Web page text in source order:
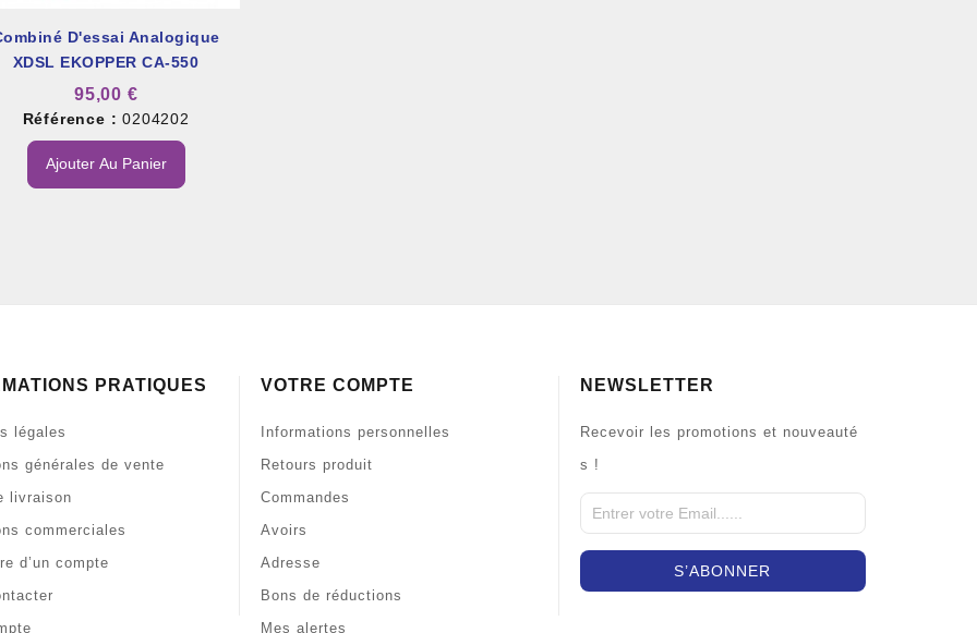
D'essai Analogique
XDSL EKOPPER CA-550
95,00 €
Référence : 0204202
Ajouter Au Panier
PRATIQUES
légales
générales de vente
livraison
commerciales
d’un compte
VOTRE COMPTE
Informations personnelles
Retours produit
Commandes
Avoirs
Adresse
Bons de réductions
Mes alertes
NEWSLETTER
Recevoir les promotions et nouveauté
s !